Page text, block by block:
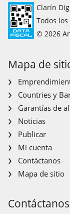
Clarín
Todos
© 2026
Mapa de
Countries y
Garantías de
Noticias
Publicar
Mi cuenta
Contáctanos
Mapa de sitio
Contáctanos